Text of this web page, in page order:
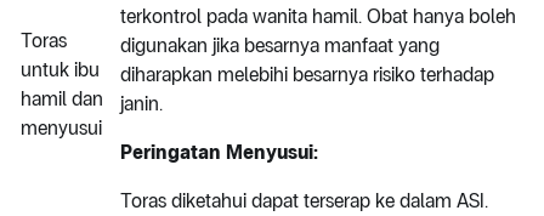
Toras
untuk ibu
hamil dan
menyusui
terkontrol pada wanita hamil. Obat hanya boleh
digunakan jika besarnya manfaat yang
diharapkan melebihi besarnya risiko terhadap
janin.
Peringatan Menyusui:
Toras diketahui dapat terserap ke dalam ASI.